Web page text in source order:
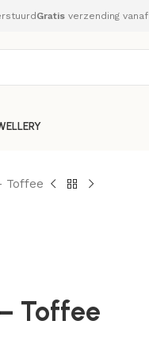
Gratis verzending vanaf
Toffee
Toffee